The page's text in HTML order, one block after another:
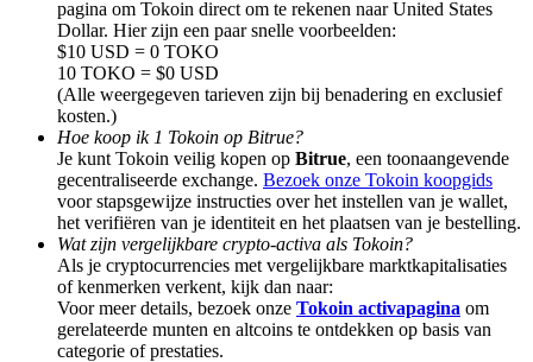
BTC Welcome Rewards
Deposit & Trade BTC to Share 25000 USDT prize pool!
pagina om Tokoin direct om te rekenen naar United States
Dollar. Hier zijn een paar snelle voorbeelden:
$10 USD = 0 TOKO
10 TOKO = $0 USD
(Alle weergegeven tarieven zijn bij benadering en exclusief
kosten.)
Hoe koop ik 1 Tokoin op Bitrue?
Je kunt Tokoin veilig kopen op Bitrue, een toonaangevende
gecentraliseerde exchange. Bezoek onze Tokoin koopgids
voor stapsgewijze instructies over het instellen van je wallet,
het verifiëren van je identiteit en het plaatsen van je bestelling.
Wat zijn vergelijkbare crypto-activa als Tokoin?
Als je cryptocurrencies met vergelijkbare marktkapitalisaties
of kenmerken verkent, kijk dan naar:
Voor meer details, bezoek onze Tokoin activapagina om
gerelateerde munten en altcoins te ontdekken op basis van
categorie of prestaties.